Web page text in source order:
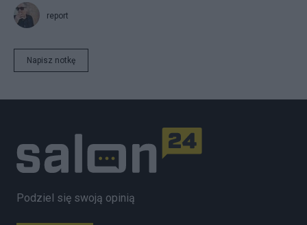
report
Napisz notkę
Podziel się swoją opinią